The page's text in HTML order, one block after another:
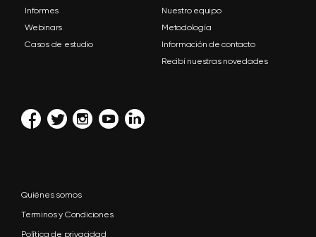
Informes
Webinars
Casos de estudio
Nuestro equipo
Metodología
Información de contacto
Recibí nuestras novedades
Quiénes somos
Terminos y Condiciones
Política de privacidad